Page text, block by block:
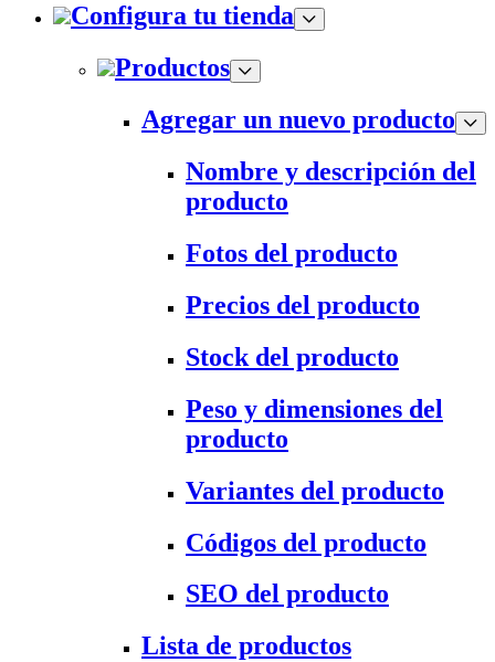
Configura tu tienda
Productos
Agregar un nuevo producto
Nombre y descripción del
producto
Fotos del producto
Precios del producto
Stock del producto
Peso y dimensiones del
producto
Variantes del producto
Códigos del producto
SEO del producto
Lista de productos